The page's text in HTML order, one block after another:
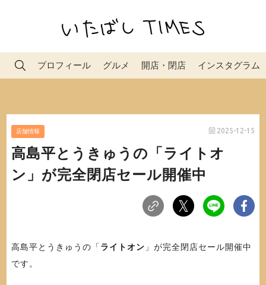
プロフィール グルメ 開店・閉店 インスタグラム
店舗情報 2025-12-15
高島平とうきゅうの「ライトオ
ン」が完全閉店セール開催中
高島平とうきゅうの「 ライトオン 」が完全閉店セール開催中
です。